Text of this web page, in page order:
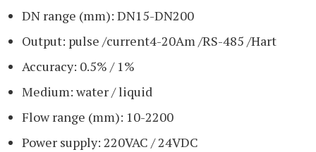
DN range (mm): DN15-DN200
Output: pulse /current4-20Am /RS-485 /Hart
Accuracy: 0.5% / 1%
Medium: water / liquid
Flow range (mm): 10-2200
Power supply: 220VAC / 24VDC